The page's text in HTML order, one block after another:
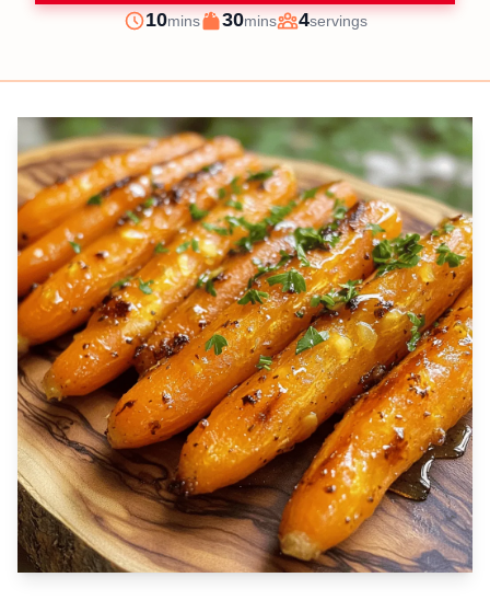
Prep
10minutes
mins
Cook
30minutes
mins
Servings
4servings